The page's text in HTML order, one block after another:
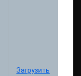
Загрузить